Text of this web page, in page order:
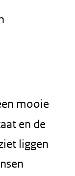
mooie
en de
liggen